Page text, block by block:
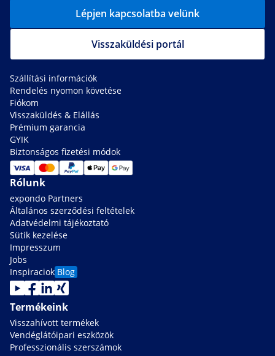
Lépjen kapcsolatba velünk
Visszaküldési portál
Szállítási információk
Rendelés nyomon követése
Fiókom
Visszaküldés & Elállás
Prémium garancia
GYIK
Biztonságos fizetési módok
Rólunk
expondo Partners
Általános szerződési feltételek
Adatvédelmi tájékoztató
Sütik kezelése
Impresszum
Jobs
Inspiraciok Blog
Termékeink
Visszahívott termékek
Vendéglátóipari eszközök
Professzionális szerszámok